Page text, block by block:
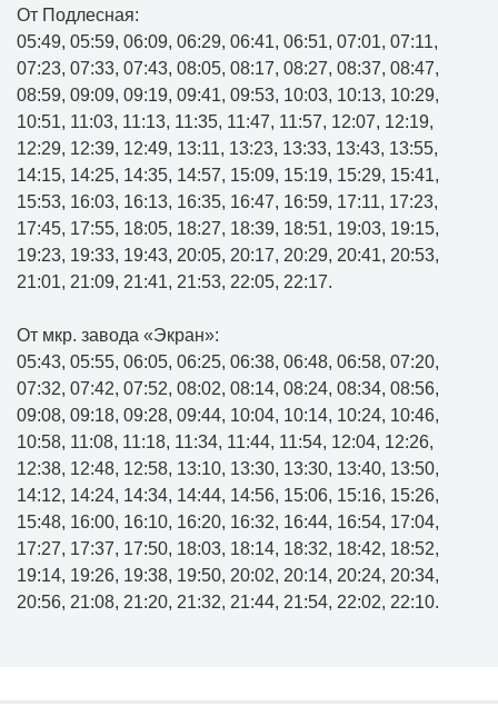
От Подлесная:
05:49, 05:59, 06:09, 06:29, 06:41, 06:51, 07:01, 07:11,
07:23, 07:33, 07:43, 08:05, 08:17, 08:27, 08:37, 08:47,
08:59, 09:09, 09:19, 09:41, 09:53, 10:03, 10:13, 10:29,
10:51, 11:03, 11:13, 11:35, 11:47, 11:57, 12:07, 12:19,
12:29, 12:39, 12:49, 13:11, 13:23, 13:33, 13:43, 13:55,
14:15, 14:25, 14:35, 14:57, 15:09, 15:19, 15:29, 15:41,
15:53, 16:03, 16:13, 16:35, 16:47, 16:59, 17:11, 17:23,
17:45, 17:55, 18:05, 18:27, 18:39, 18:51, 19:03, 19:15,
19:23, 19:33, 19:43, 20:05, 20:17, 20:29, 20:41, 20:53,
21:01, 21:09, 21:41, 21:53, 22:05, 22:17.
От мкр. завода «Экран»:
05:43, 05:55, 06:05, 06:25, 06:38, 06:48, 06:58, 07:20,
07:32, 07:42, 07:52, 08:02, 08:14, 08:24, 08:34, 08:56,
09:08, 09:18, 09:28, 09:44, 10:04, 10:14, 10:24, 10:46,
10:58, 11:08, 11:18, 11:34, 11:44, 11:54, 12:04, 12:26,
12:38, 12:48, 12:58, 13:10, 13:30, 13:30, 13:40, 13:50,
14:12, 14:24, 14:34, 14:44, 14:56, 15:06, 15:16, 15:26,
15:48, 16:00, 16:10, 16:20, 16:32, 16:44, 16:54, 17:04,
17:27, 17:37, 17:50, 18:03, 18:14, 18:32, 18:42, 18:52,
19:14, 19:26, 19:38, 19:50, 20:02, 20:14, 20:24, 20:34,
20:56, 21:08, 21:20, 21:32, 21:44, 21:54, 22:02, 22:10.